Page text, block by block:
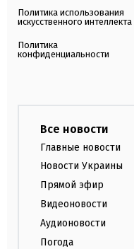
Политика использования
искусственного интеллекта
Политика
конфиденциальности
Все новости
Главные новости
Новости Украины
Прямой эфир
Видеоновости
Аудионовости
Погода